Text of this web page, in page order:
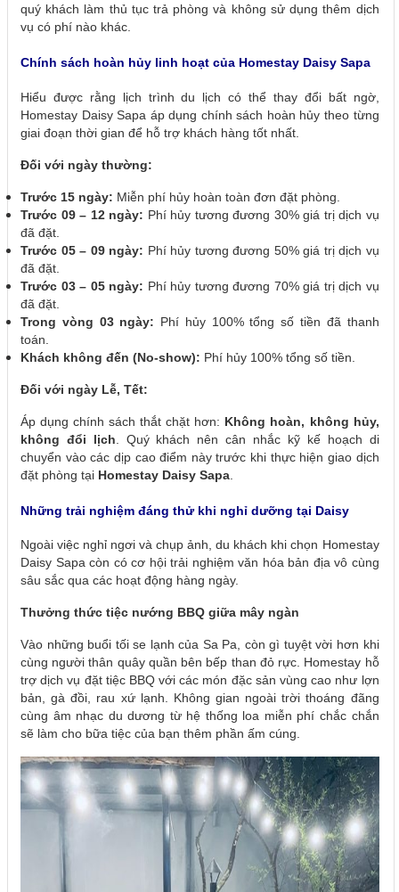
quý khách làm thủ tục trả phòng và không sử dụng thêm dịch
vụ có phí nào khác.
Chính sách hoàn hủy linh hoạt của Homestay Daisy Sapa
Hiểu được rằng lịch trình du lịch có thể thay đổi bất ngờ,
Homestay Daisy Sapa áp dụng chính sách hoàn hủy theo từng
giai đoạn thời gian để hỗ trợ khách hàng tốt nhất.
Đối với ngày thường:
Trước 15 ngày: Miễn phí hủy hoàn toàn đơn đặt phòng.
Trước 09 – 12 ngày: Phí hủy tương đương 30% giá trị dịch vụ
đã đặt.
Trước 05 – 09 ngày: Phí hủy tương đương 50% giá trị dịch vụ
đã đặt.
Trước 03 – 05 ngày: Phí hủy tương đương 70% giá trị dịch vụ
đã đặt.
Trong vòng 03 ngày: Phí hủy 100% tổng số tiền đã thanh
toán.
Khách không đến (No-show): Phí hủy 100% tổng số tiền.
Đối với ngày Lễ, Tết:
Áp dụng chính sách thắt chặt hơn: Không hoàn, không hủy,
không đổi lịch . Quý khách nên cân nhắc kỹ kế hoạch di
chuyển vào các dịp cao điểm này trước khi thực hiện giao dịch
đặt phòng tại Homestay Daisy Sapa
Những trải nghiệm đáng thử khi nghỉ dưỡng tại Daisy
Ngoài việc nghỉ ngơi và chụp ảnh, du khách khi chọn Homestay
Daisy Sapa còn có cơ hội trải nghiệm văn hóa bản địa vô cùng
sâu sắc qua các hoạt động hàng ngày.
Thưởng thức tiệc nướng BBQ giữa mây ngàn
Vào những buổi tối se lạnh của Sa Pa, còn gì tuyệt vời hơn khi
cùng người thân quây quần bên bếp than đỏ rực. Homestay hỗ
trợ dịch vụ đặt tiệc BBQ với các món đặc sản vùng cao như lợn
bản, gà đồi, rau xứ lạnh. Không gian ngoài trời thoáng đãng
cùng âm nhạc du dương từ hệ thống loa miễn phí chắc chắn
sẽ làm cho bữa tiệc của bạn thêm phần ấm cúng.